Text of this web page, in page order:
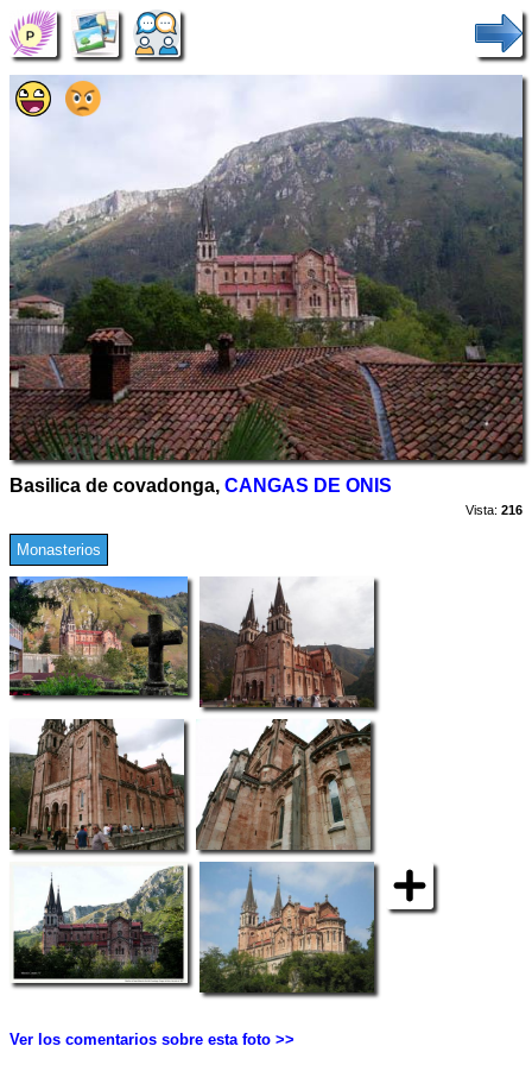
Basilica de covadonga, CANGAS DE ONIS
Vista: 216
Monasterios
Ver los comentarios sobre esta foto >>